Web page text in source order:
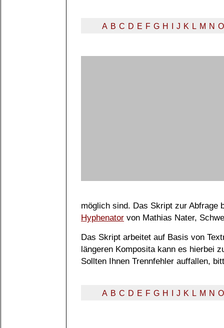
A B C D E F G H J K L M N O
möglich sind. Das Skript zur Abfrage
Hyphenator von Mathias Nater,
Das Skript arbeitet auf Basis von
längeren Komposita kann es hierbei
Sollten Ihnen Trennfehler auffallen,
A B C D E F G H J K L M N O